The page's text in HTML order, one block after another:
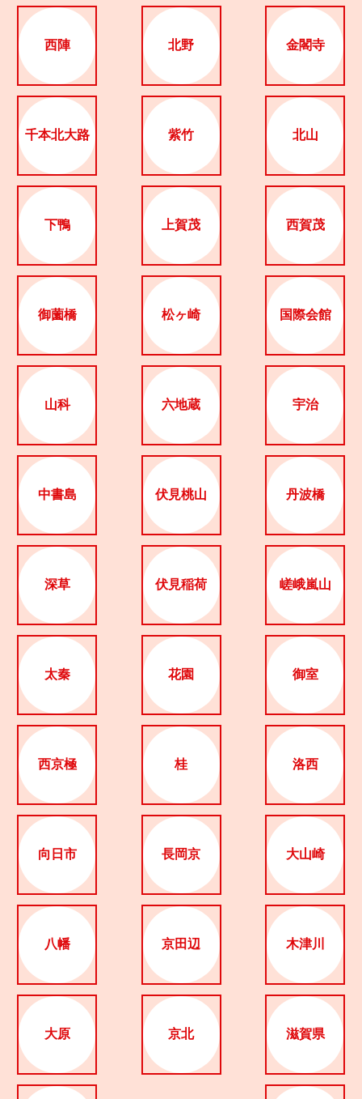
関西で開催。
おすすめの展覧会
おすすめの映画
誠光社で選びました。
おすすめの本
紹介します。
おすすめのイベント
西陣 北野 金閣寺
千本北大路 紫竹 北山
下鴨 上賀茂 西賀茂
御薗橋 松ヶ崎 国際会館
山科 六地蔵 宇治
中書島 伏見桃山 丹波橋
深草 伏見稲荷 嵯峨嵐山
太秦 花園 御室
西京極 桂 洛西
向日市 長岡京 大山崎
八幡 京田辺 木津川
大原 京北 滋賀県